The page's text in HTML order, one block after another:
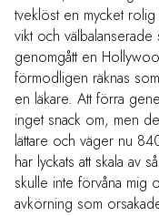
tveklöst en mycket rolig
vikt och
genomgått en
förmodligen räknas
en läkare. Att förra
inget snack om, men
lättare och väger nu
har lyckats att skala av
skulle inte förvåna mig
avkörning som